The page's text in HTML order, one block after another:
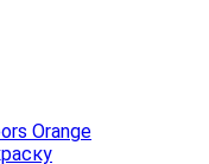
Orange